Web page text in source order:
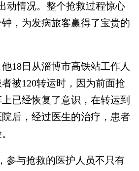
动情况。整个抢救过程惊心
，为发病旅客赢得了宝贵的
日从淄博市高铁站工作人
被120转运时，因为前面抢
已经恢复了意识，在转运到
后，经过医生的治疗，患者
与抢救的医护人员不只有